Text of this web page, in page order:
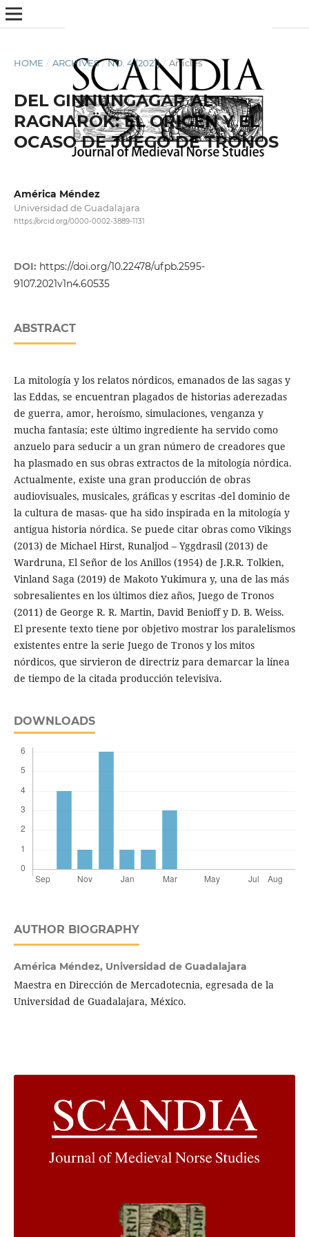
HOME / ARCHIVES / NO. 4 (2021) / Articles
DEL GINNUNGAGAP AL
RAGNARÖK: EL ORIGEN Y EL
OCASO DE JUEGO DE TRONOS
América Méndez
Universidad de Guadalajara
https://orcid.org/0000-0002-3889-1131
DOI: https://doi.org/10.22478/ufpb.2595-
9107.2021v1n4.60535
ABSTRACT
La mitología y los relatos nórdicos, emanados de las sagas y
las Eddas, se encuentran plagados de historias aderezadas
de guerra, amor, heroísmo, simulaciones, venganza y
mucha fantasía; este último ingrediente ha servido como
anzuelo para seducir a un gran número de creadores que
ha plasmado en sus obras extractos de la mitología nórdica.
Actualmente, existe una gran producción de obras
audiovisuales, musicales, gráficas y escritas -del dominio de
la cultura de masas- que ha sido inspirada en la mitología y
antigua historia nórdica. Se puede citar obras como Vikings
(2013) de Michael Hirst, Runaljod – Yggdrasil (2013) de
Wardruna, El Señor de los Anillos (1954) de J.R.R. Tolkien,
Vinland Saga (2019) de Makoto Yukimura y, una de las más
sobresalientes en los últimos diez años, Juego de Tronos
(2011) de George R. R. Martin, David Benioff y D. B. Weiss.
El presente texto tiene por objetivo mostrar los paralelismos
existentes entre la serie Juego de Tronos y los mitos
nórdicos, que sirvieron de directriz para demarcar la línea
de tiempo de la citada producción televisiva.
DOWNLOADS
AUTHOR BIOGRAPHY
América Méndez, Universidad de Guadalajara
Maestra en Dirección de Mercadotecnia, egresada de la
Universidad de Guadalajara, México.